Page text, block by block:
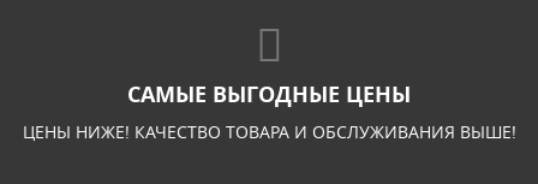
САМЫЕ ВЫГОДНЫЕ ЦЕНЫ
ЦЕНЫ НИЖЕ! КАЧЕСТВО ТОВАРА И ОБСЛУЖИВАНИЯ ВЫШЕ!